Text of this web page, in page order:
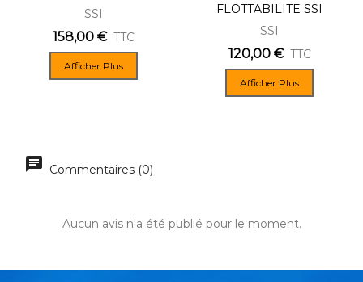
SSI
158,00 € TTC
Afficher Plus
FLOTTABILITE SSI
SSI
120,00 € TTC
Afficher Plus
Commentaires (0)
Aucun avis n'a été publié pour le moment.